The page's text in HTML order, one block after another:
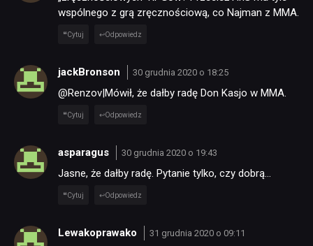
wspólnego z grą zręcznościową, co Najman z MMA.
Cytuj Odpowiedz
jackBronson 30 grudnia 2020 o 18:25
@Renzov|Mówił, że dałby radę Don Kasjo w MMA.
Cytuj Odpowiedz
asparagus 30 grudnia 2020 o 19:43
Jasne, że dałby radę. Pytanie tylko, czy dobrą…
Cytuj Odpowiedz
Lewakoprawako 31 grudnia 2020 o 09:11